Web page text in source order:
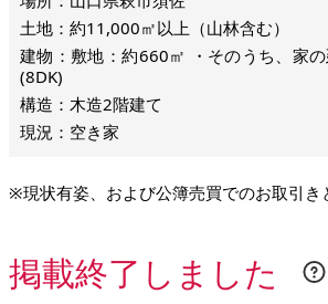
土地：約11,000㎡以上（山林含む）
建物：敷地：約660㎡ ・そのうち、家
(8DK)
構造：木造2階建て
現況：空き家
※現状有姿、および公簿売買でのお取引き
掲載終了しました